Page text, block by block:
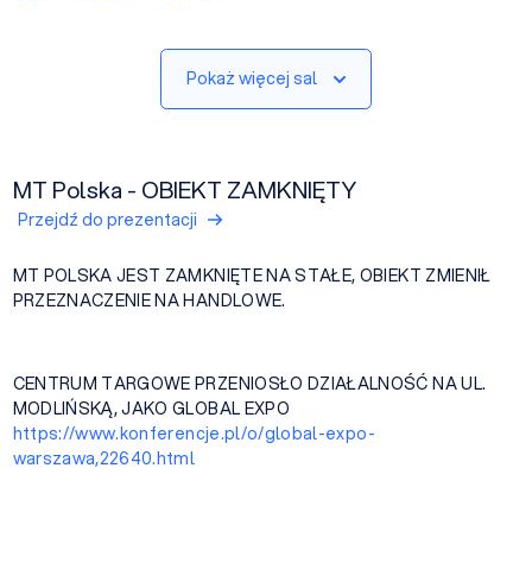
Pokaż więcej sal
MT Polska - OBIEKT ZAMKNIĘTY
Przejdź do prezentacji
MT POLSKA JEST ZAMKNIĘTE NA STAŁE, OBIEKT ZMIENIŁ
PRZEZNACZENIE NA HANDLOWE.
CENTRUM TARGOWE PRZENIOSŁO DZIAŁALNOŚĆ NA UL.
MODLIŃSKĄ, JAKO GLOBAL EXPO
https://www.konferencje.pl/o/global-expo-
warszawa,22640.html